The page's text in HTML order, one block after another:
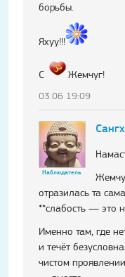
борьбы.
Яхуу!!!
C Жемчуг!
03.06 19:09
Наблюдатель
отразилась та
**слабость — это
Именно там, где
и течёт
чистом